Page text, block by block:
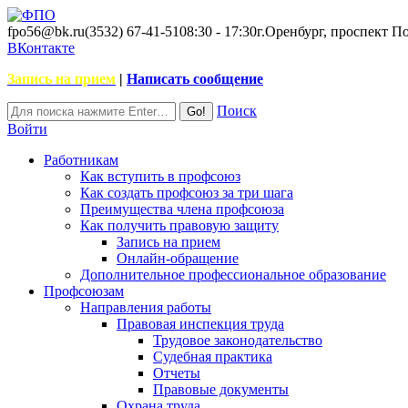
fpo56@bk.ru(3532) 67-41-5108:30 - 17:30г.Оренбург, проспект
ВКонтакте
Запись на прием | Написать сообщение
Поиск
Войти
Работникам
Как вступить в профсоюз
Как создать профсоюз за три шага
Преимущества члена профсоюза
Как получить правовую защиту
Запись на прием
Онлайн-обращение
Дополнительное профессиональное образование
Профсоюзам
Направления работы
Правовая инспекция труда
Трудовое законодательство
Судебная практика
Отчеты
Правовые документы